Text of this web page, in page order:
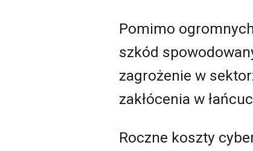
Pomimo
szkód
zagrożenie w
zakłócenia w
Roczne koszty